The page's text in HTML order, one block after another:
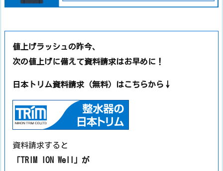
値上げラッシュの昨今、
次の値上げに備えて資料請求はお早めに！
日本トリム資料請求（無料）はこちらから↓
資料請求すると
「TRIM ION Well」が